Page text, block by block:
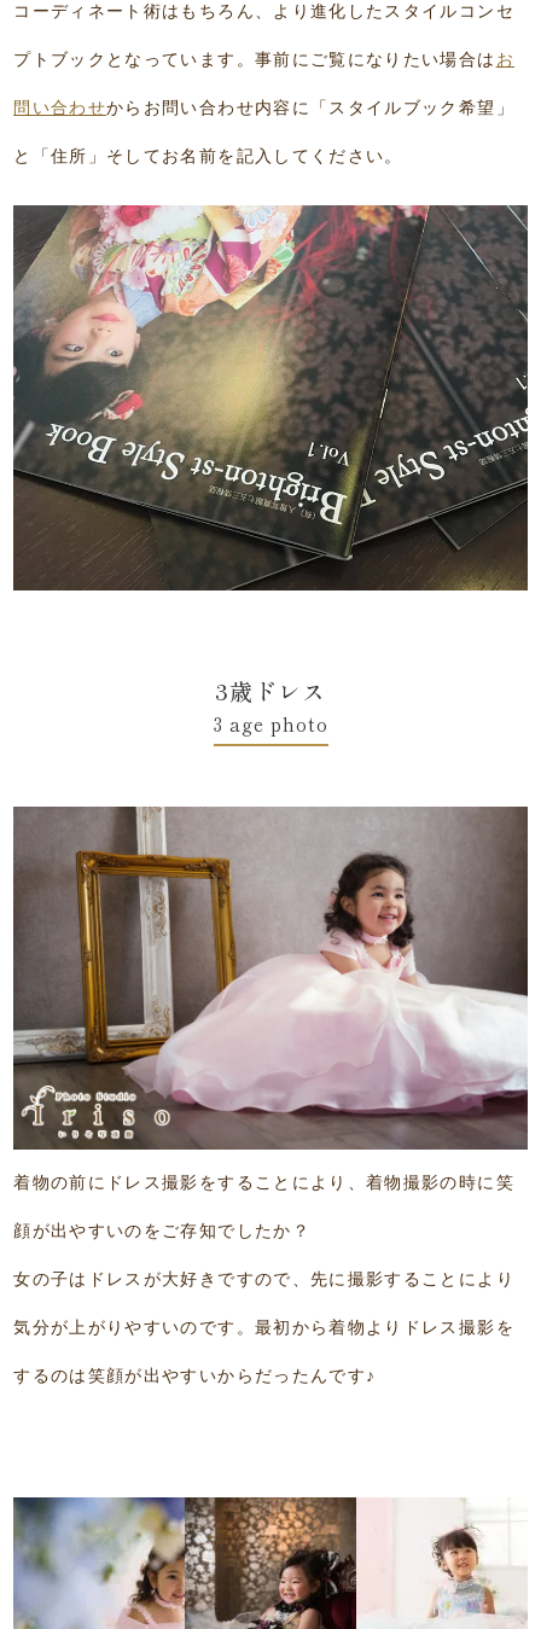
コーディネート術はもちろん、より進化したスタイルコンセ
プトブックとなっています。事前にご覧になりたい場合は お
問い合わせからお問い合わせ内容に「スタイルブック希望」
と「住所」そしてお名前を記入してください。
3歳ドレス
3 age photo
着物の前にドレス撮影をすることにより、着物撮影の時に笑
顔が出やすいのをご存知でしたか？
女の子はドレスが大好きですので、先に撮影することにより
気分が上がりやすいのです。最初から着物よりドレス撮影を
するのは笑顔が出やすいからだったんです♪